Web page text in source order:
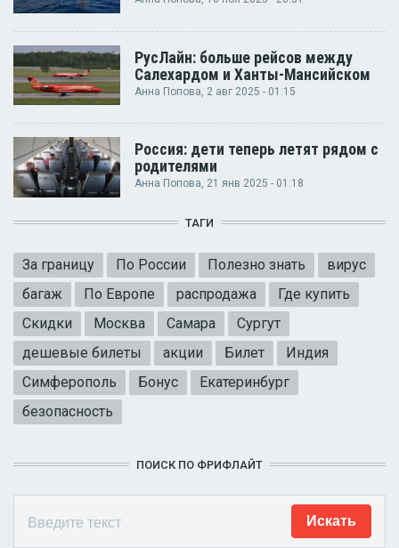
РусЛайн: больше рейсов между
Салехардом и Ханты-Мансийском
Анна Попова , 2 авг 2025 - 01:15
Россия: дети теперь летят рядом с
родителями
Анна Попова, 21 янв 2025 - 01:18
ТАГИ
За границу По России Полезно знать
вирус
багаж
По Европе распродажа
Где купить
Скидки
Москва Самара
Сургут
дешевые билеты
акции Билет
Индия
Симферополь
Бонус
Екатеринбург
безопасность
ПОИСК ПО ФРИФЛАЙТ